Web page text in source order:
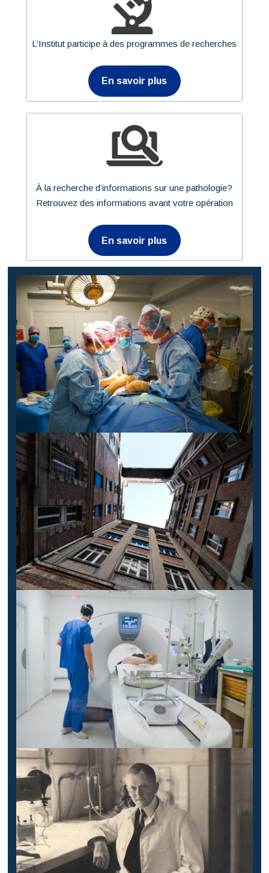
L’Institut participe à des programmes de recherches
En savoir plus
À la recherche d’informations sur une pathologie?
Retrouvez des informations avant votre opération
En savoir plus